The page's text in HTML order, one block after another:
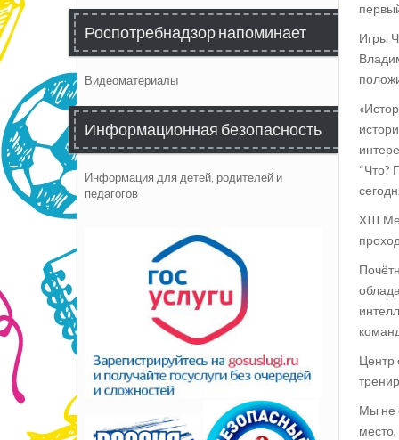
Роспотребнадзор напоминает
Видеоматериалы
Информационная безопасность
Информация для детей, родителей и
педагогов
Игры
“Что?
XIII
Центр
Мы не